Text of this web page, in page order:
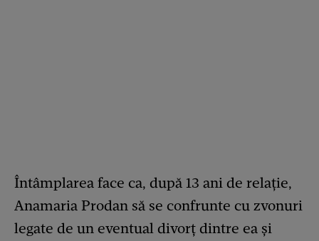
Întâmplarea face ca, după 13 ani de relație,
Anamaria Prodan să se confrunte cu zvonuri
legate de un eventual divorț dintre ea și